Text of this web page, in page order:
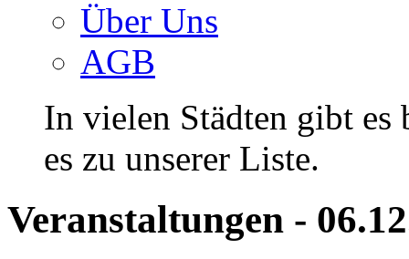
Über Uns
AGB
In vielen Städten gibt es
es zu unserer Liste.
Veranstaltungen -